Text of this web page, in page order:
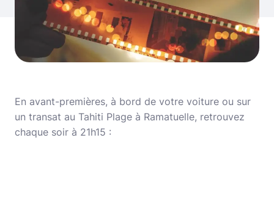
En avant-premières, à bord de votre voiture ou sur
un transat au Tahiti Plage à Ramatuelle, retrouvez
chaque soir à 21h15 :